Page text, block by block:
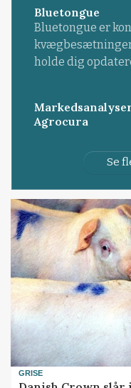
Bluetongue
Bluetongue er
kvægbesætninger
holde dig
Agrocura
Se
GRISE